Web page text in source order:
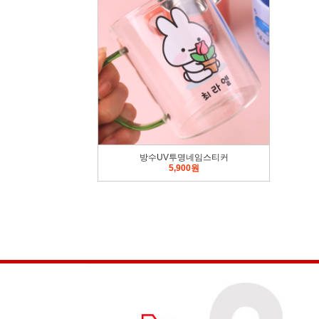
방수UV투명네임스티커
5,900원